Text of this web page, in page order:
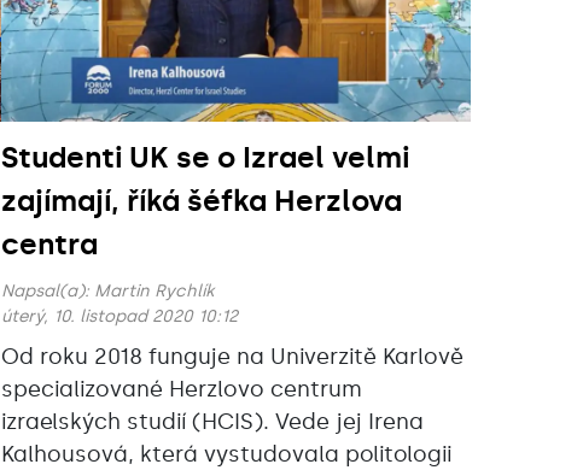
Studenti UK se o Izrael velmi
zajímají, říká šéfka Herzlova
centra
Napsal(a): Martin Rychlík
úterý, 10. listopad 2020 10:12
Od roku 2018 funguje na Univerzitě Karlově
specializované Herzlovo centrum
izraelských studií (HCIS). Vede jej Irena
Kalhousová, která vystudovala politologii